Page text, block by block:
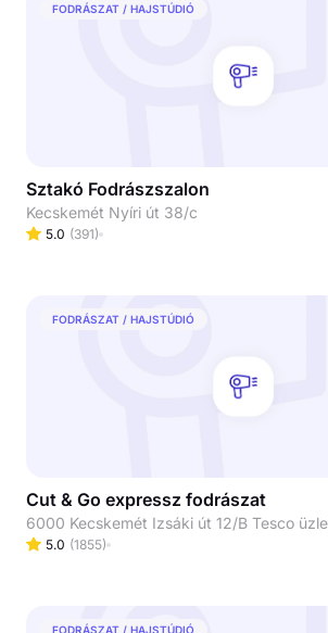
FODRÁSZAT / HAJSTÚDIÓ
Sztakó Fodrászszalon
Kecskemét Nyíri út 38/c
5.0 (391)
FODRÁSZAT / HAJSTÚDIÓ
Cut & Go expressz fodrászat
6000 Kecskemét Izsáki út 12/B Tesco
5.0 (1855)
FODRÁSZAT / HAJSTÚDIÓ